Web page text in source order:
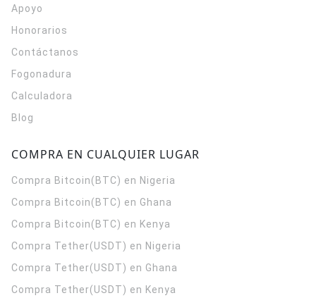
Apoyo
Honorarios
Contáctanos
Fogonadura
Calculadora
Blog
COMPRA EN CUALQUIER LUGAR
Compra Bitcoin(BTC) en Nigeria
Compra Bitcoin(BTC) en Ghana
Compra Bitcoin(BTC) en Kenya
Compra Tether(USDT) en Nigeria
Compra Tether(USDT) en Ghana
Compra Tether(USDT) en Kenya